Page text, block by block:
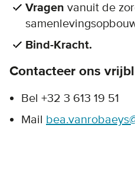
Vragen vanuit de
Bind-Kracht.
Contacteer ons
Bel +32 3 613 19 51
Mail